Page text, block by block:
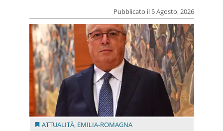
Pubblicato il 5 Agosto, 2026
ATTUALITÀ, EMILIA-ROMAGNA